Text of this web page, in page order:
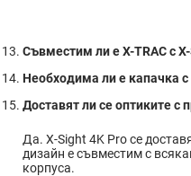
Съвместим ли е X-TRAC с
Необходима ли е капачка с
Доставят ли се оптиките с
Да. X-Sight 4K Pro се
дизайн е съвместим с
корпуса.